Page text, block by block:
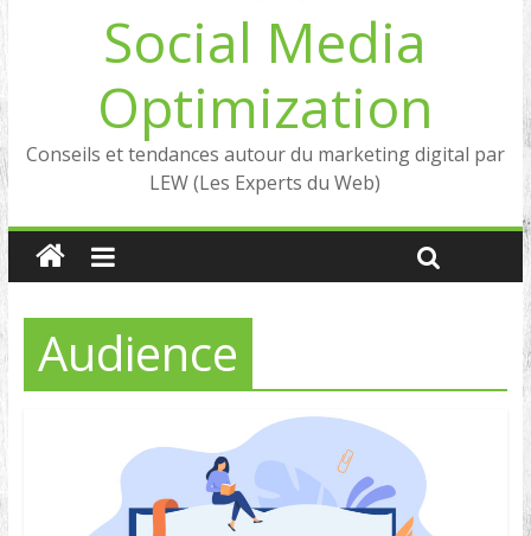
Social Media
Optimization
Conseils et tendances autour du marketing digital par
LEW (Les Experts du Web)
Audience